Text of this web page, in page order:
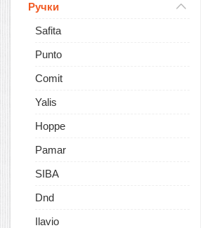
Ручки
Safita
Punto
Comit
Yalis
Hoppe
Pamar
SIBA
Dnd
Ilavio